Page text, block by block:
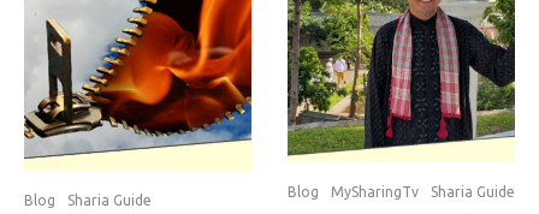
Blog Sharia Guide
Blog MySharingTv Sharia Guide